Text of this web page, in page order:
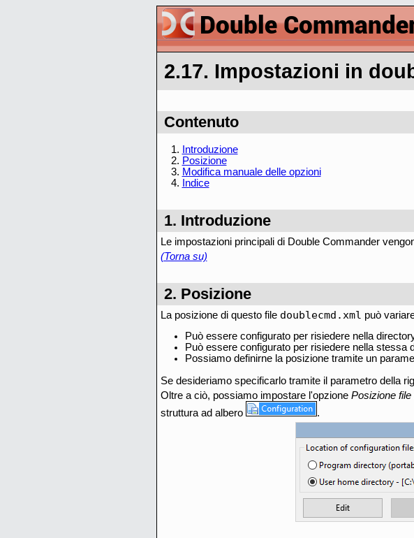
2.17. Impostazioni in
Contenuto
1.
Introduzione
2. Posizione
3. Modifica manuale delle opzioni
4.
Indice
1. Introduzione
Le impostazioni principali di Double Commander
(Torna su)
2. Posizione
La posizione di questo file doublecmd.xml può
Può essere configurato per risiedere nella
Può essere configurato per risiedere nella
Possiamo definirne la posizione tramite un
Se desideriamo specificarlo tramite il parametro della
Oltre a ciò, possiamo impostare l'opzione Posizione file
struttura ad albero
.